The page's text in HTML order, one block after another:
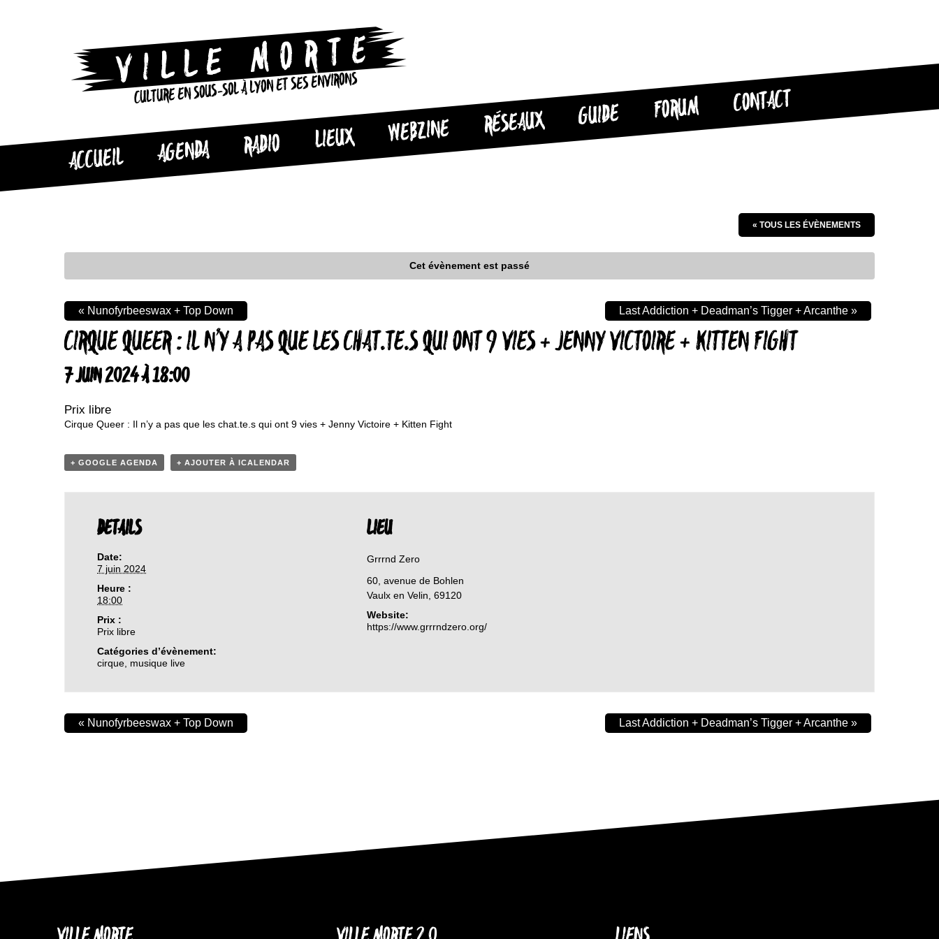
CULTURE EN SOUS-SOL À LYON ET SES ENVIRONS
ACCUEIL AGENDA RADIO LIEUX WEBZINE RÉSEAUX GUIDE FORUM CONTACT
« TOUS LES ÉVÈNEMENTS
Cet évènement est passé
CIRQUE QUEER : IL N’Y A PAS QUE LES CHAT.TE.S QUI ONT 9 VIES + JENNY VICTOIRE + KITTEN FIGHT
7 JUIN 2024 À 18:00
Prix libre
« Nunofyrbeeswax + Top Down Last Addiction + Deadman’s Tigger + Arcanthe »
Cirque Queer : Il n’y a pas que les chat.te.s qui ont 9 vies + Jenny Victoire + Kitten Fight
+ GOOGLE AGENDA + AJOUTER À ICALENDAR
DETAILS
Date:
7 juin 2024
Heure :
18:00
Prix :
Prix libre
Catégories d’évènement:
cirque musique live
LIEU
Grrrnd Zero
60, avenue de Bohlen
Vaulx en Velin 69120
Website:
https://www.grrrndzero.org/
« Nunofyrbeeswax + Top Down Last Addiction + Deadman’s Tigger + Arcanthe »